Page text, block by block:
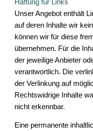
Haftung für Links
Unser Angebot enthält
auf deren Inhalte wir
können wir für diese
übernehmen. Für die
der jeweilige Anbieter
verantwortlich. Die
der Verlinkung auf
Rechtswidrige Inhalte
nicht erkennbar.
Eine permanente